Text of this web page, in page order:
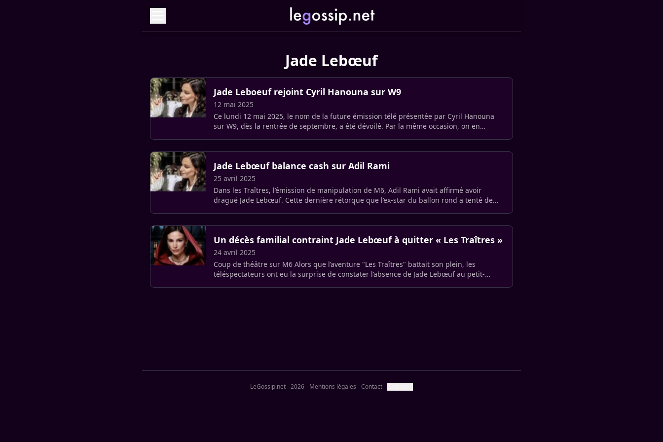
Jade Lebœuf
Jade Leboeuf rejoint Cyril Hanouna sur W9
12 mai 2025
Ce lundi 12 mai 2025, le nom de la future émission télé présentée par Cyril Hanouna
sur W9, dès la rentrée de septembre, a été dévoilé. Par la même occasion, on en
Jade Lebœuf balance cash sur Adil Rami
25 avril 2025
Dans les Traîtres, l’émission de manipulation de M6, Adil Rami avait affirmé avoir
dragué Jade Lebœuf. Cette dernière rétorque que l’ex-star du ballon rond a tenté de
Un décès familial contraint Jade Lebœuf à quitter « Les Traîtres »
24 avril 2025
Coup de théâtre sur M6 Alors que l’aventure "Les Traîtres" battait son plein, les
téléspectateurs ont eu la surprise de constater l’absence de Jade Lebœuf au petit-
LeGossip.net - 2026- Mentions légales -Contact-